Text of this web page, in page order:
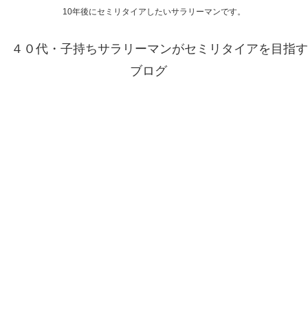
10年後にセミリタイアしたいサラリーマンです。
４０代・子持ちサラリーマンがセミリタイアを目指す
ブログ